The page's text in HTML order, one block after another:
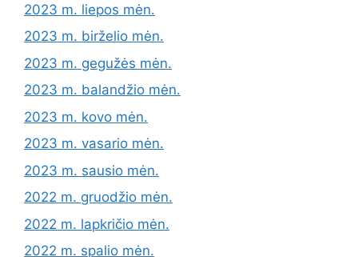
2023 m. liepos mėn.
2023 m. birželio mėn.
2023 m. gegužės mėn.
2023 m. balandžio mėn.
2023 m. kovo mėn.
2023 m. vasario mėn.
2023 m. sausio mėn.
2022 m. gruodžio mėn.
2022 m. lapkričio mėn.
2022 m. spalio mėn.